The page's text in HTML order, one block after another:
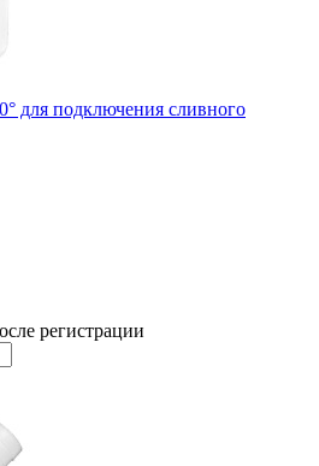
для подключения сливного
регистрации